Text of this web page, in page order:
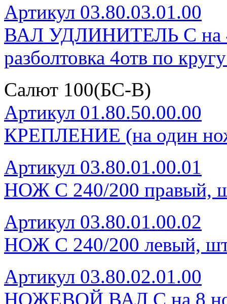
Артикул 03.80.03.01.00
ВАЛ УДЛИНИТЕЛЬ С на 4
разболтовка 4отв по
Салют 100(БС-В)
Артикул 01.80.50.00.00
КРЕПЛЕНИЕ (на один
Артикул 03.80.01.00.01
НОЖ С 240/200 правый,
Артикул 03.80.01.00.02
НОЖ С 240/200 левый,
Артикул 03.80.02.01.00
НОЖЕВОЙ ВАЛ С на 8